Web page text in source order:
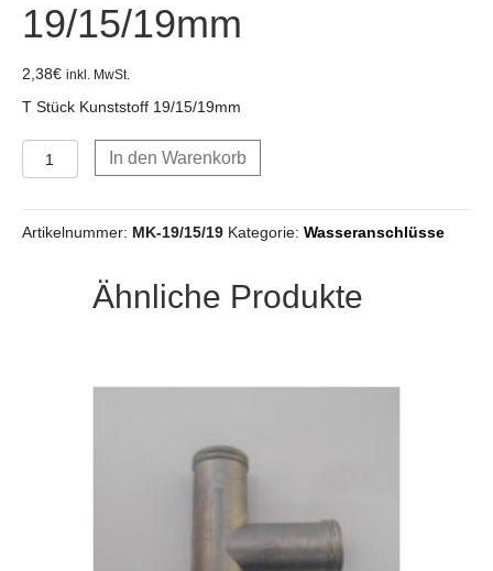
19/15/19mm
2,38€ inkl. MwSt.
T Stück Kunststoff 19/15/19mm
Stück
19/15/19mm
Menge
In den Warenkorb
Artikelnummer: MK-19/15/19 Kategorie: Wasseranschlüsse
Ähnliche Produkte